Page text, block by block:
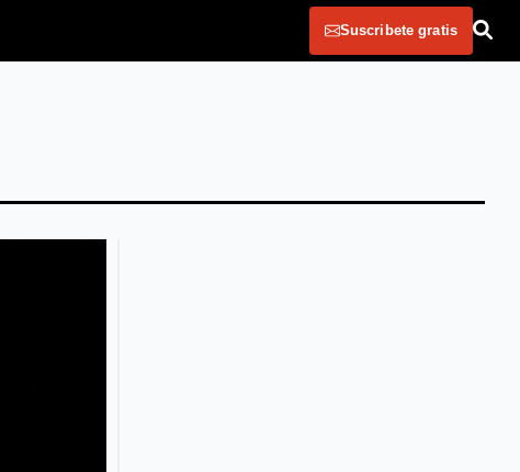
Suscribete gratis